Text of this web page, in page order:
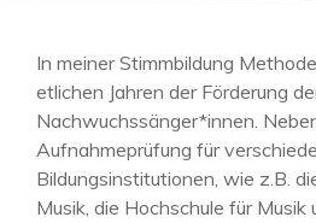
In meiner Stimmbildung
etlichen Jahren der Förderung
Nachwuchssänger*innen.
Aufnahmeprüfung für
Bildungsinstitutionen, wie z.B.
Musik, die Hochschule für